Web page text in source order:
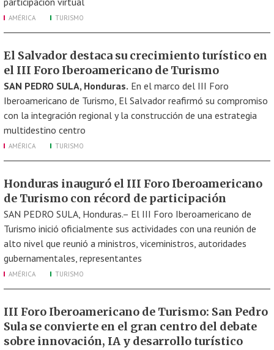
AMÉRICA TURISMO
El Salvador destaca su crecimiento turístico en
el III Foro Iberoamericano de Turismo
SAN PEDRO SULA, Honduras. En el marco del III Foro
Iberoamericano de Turismo, El Salvador reafirmó su compromiso
con la integración regional y la construcción de una estrategia
multidestino centro
AMÉRICA TURISMO
Honduras inauguró el III Foro Iberoamericano
de Turismo con récord de participación
SAN PEDRO SULA, Honduras.– El III Foro Iberoamericano de
Turismo inició oficialmente sus actividades con una reunión de
alto nivel que reunió a ministros, viceministros, autoridades
gubernamentales, representantes
AMÉRICA TURISMO
III Foro Iberoamericano de Turismo: San Pedro
Sula se convierte en el gran centro del debate
sobre innovación, IA y desarrollo turístico